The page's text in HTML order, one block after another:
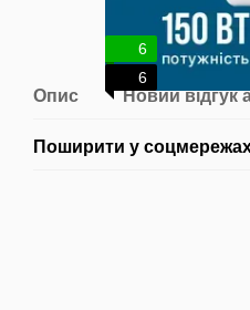
6
6
Опис Новий відгук
Поширити у